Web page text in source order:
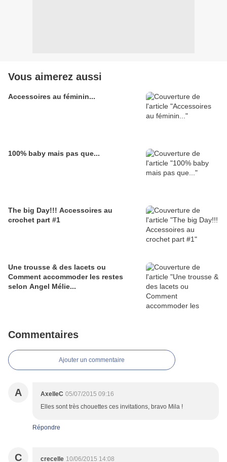
Vous aimerez aussi
Accessoires au féminin...
100% baby mais pas que...
The big Day!!! Accessoires au
crochet part #1
Une trousse & des lacets ou
Comment accommoder les restes
selon Angel Mélie...
Commentaires
Ajouter un commentaire
A AxelleC 05/07/2015 09:16
Elles sont très chouettes ces invitations, bravo Mila !
Répondre
C crecelle 10/06/2015 14:08